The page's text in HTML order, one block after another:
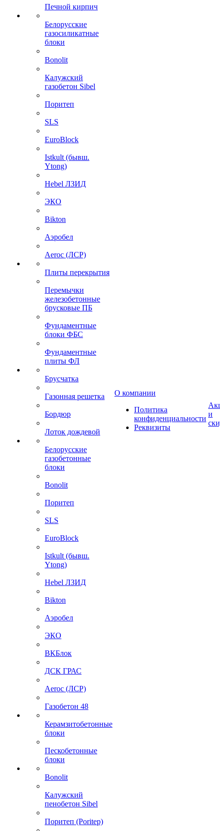
Печной кирпич
Белорусские
газосиликатные
блоки
Bonolit
Калужский
газобетон Sibel
Поритеп
SLS
EuroBlock
Istkult (бывш.
Ytong)
Hebel ЛЗИД
ЭКО
Bikton
Аэробел
Aeroc (ЛСР)
Плиты перекрытия
Перемычки
железобетонные
брусковые ПБ
Фундаментные
блоки ФБС
Фундаментные
плиты ФЛ
Брусчатка
Газонная решетка
Бордюр
Лоток дождевой
Белорусские
газобетонные
блоки
Bonolit
Поритеп
SLS
EuroBlock
Istkult (бывш.
Ytong)
Hebel ЛЗИД
Bikton
Аэробел
ЭКО
ВКБлок
ДСК ГРАС
Aeroc (ЛСР)
Газобетон 48
Керамзитобетонные
блоки
Пескобетонные
блоки
Bonolit
Калужский
пенобетон Sibel
Поритеп (Poritep)
О компании
Политика
конфиденциальности
Реквизиты
и